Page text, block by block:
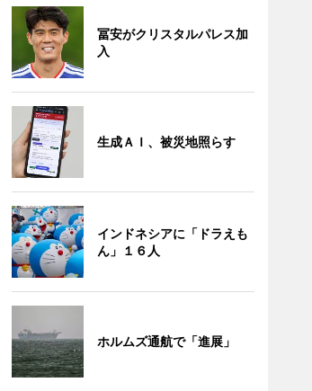
冨安がクリスタルパレス加
入
生成ＡＩ、被災地照らす
インドネシアに「ドラえも
ん」１６人
ホルムズ通航で「進展」